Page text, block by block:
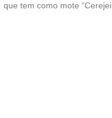
que tem como mote